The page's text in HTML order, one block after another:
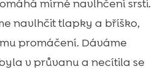
mírné navlhčení srsti.
navlhčit tlapky a bříško,
promáčení. Dáváme
v průvanu a necítila se